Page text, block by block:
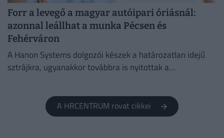
Forr a levegő a magyar autóipari óriásnál:
azonnal leállhat a munka Pécsen és
Fehérváron
A Hanon Systems dolgozói készek a határozatlan idejű
sztrájkra, ugyanakkor továbbra is nyitottak a
A HRCENTRUM rovat cikkei